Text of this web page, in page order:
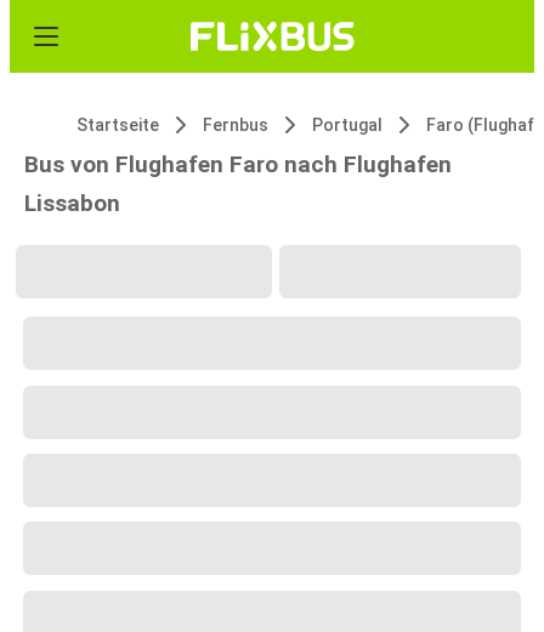
Startseite Fernbus Portugal Faro
Bus von Flughafen Faro nach Flughafen
Lissabon